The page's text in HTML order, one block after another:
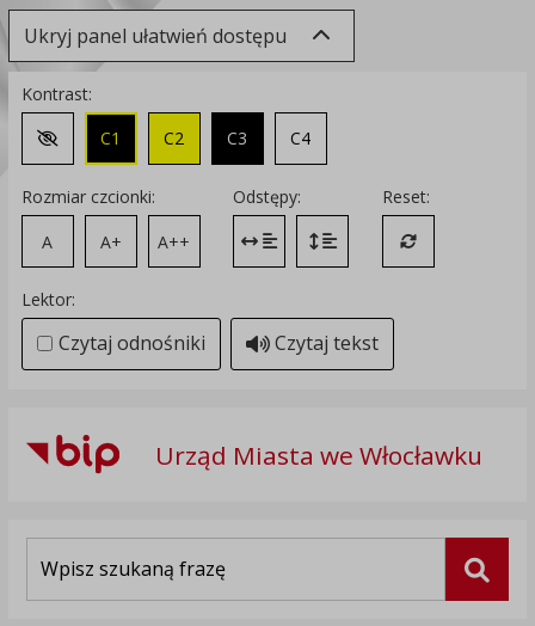
Ukryj panel ułatwień dostępu
Kontrast:
Zmień kontrast na domyślny
C1 C2 C3 C4
Rozmiar czcionki:
A
A+ A++
Odstępy:
Zmień odstęp między literami
Zmień interlinię i margines
Reset:
Przywróć
Lektor:
Czytaj odnośniki Czytaj tekst
Urząd Miasta we Włocławku